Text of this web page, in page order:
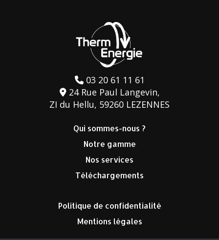
03 20 61 11 61
24 Rue Paul Langevin,
ZI du Hellu, 59260 LEZENNES
Qui sommes-nous ?
Notre gamme
Nos services
Téléchargements
Politique de confidentialité
Mentions légales